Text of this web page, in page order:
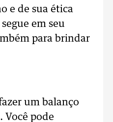
e de sua ética
em seu
para brindar
um balanço
Você pode